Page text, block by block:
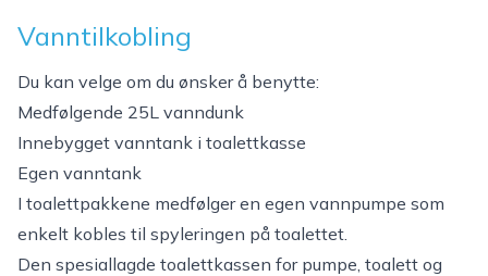
Vanntilkobling
Du kan velge om du ønsker å benytte:
Medfølgende 25L vanndunk
Innebygget vanntank i toalettkasse
Egen vanntank
I toalettpakkene medfølger en egen vannpumpe som
enkelt kobles til spyleringen på toalettet.
Den spesiallagde toalettkassen for pumpe, toalett og